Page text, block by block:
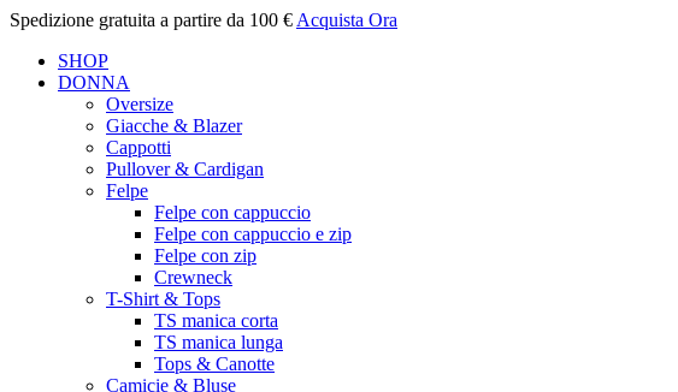
Spedizione gratuita a partire da 100 € Acquista Ora
SHOP
DONNA
Oversize
Giacche & Blazer
Cappotti
Pullover & Cardigan
Felpe
Felpe con cappuccio
Felpe con cappuccio e zip
Felpe con zip
Crewneck
T-Shirt & Tops
TS manica corta
TS manica lunga
Tops & Canotte
Camicie & Bluse